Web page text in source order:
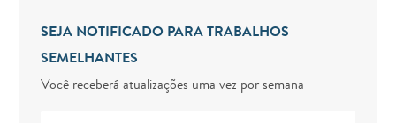
SEJA NOTIFICADO PARA TRABALHOS
SEMELHANTES
Você receberá atualizações uma vez por semana